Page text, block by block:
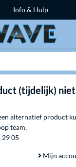
Info & Hulp
(tijdelijk)
alternatief product
team.
29 05
Mijn